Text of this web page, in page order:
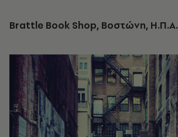
Brattle Book Shop, Βοστώνη, Η.Π.Α.